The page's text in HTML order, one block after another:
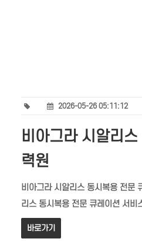
2026-05-26 05:11:12
비아그라 시알리
력원
비아그라 시알리스 동시복용 전
리스 동시복용 전문 큐레이션 서
바로가기